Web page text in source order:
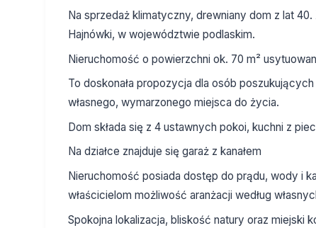
Na sprzedaż klimatyczny, drewniany dom z lat
Hajnówki, w województwie podlaskim.
Nieruchomość o powierzchni ok. 70 m²
To doskonała propozycja dla osób
własnego, wymarzonego miejsca do życia.
Dom składa się z 4 ustawnych pokoi, kuchni z
Na działce znajduje się garaż z kanałem
Nieruchomość posiada dostęp do prądu, wody i
właścicielom możliwość aranżacji według
Spokojna lokalizacja, bliskość natury oraz miejski